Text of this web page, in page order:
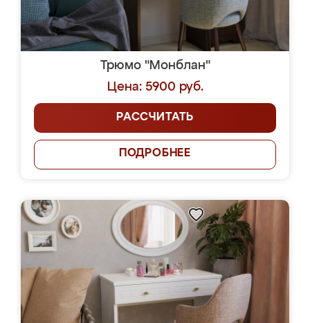
Трюмо "Монблан"
Цена: 5900 руб.
РАССЧИТАТЬ
ПОДРОБНЕЕ